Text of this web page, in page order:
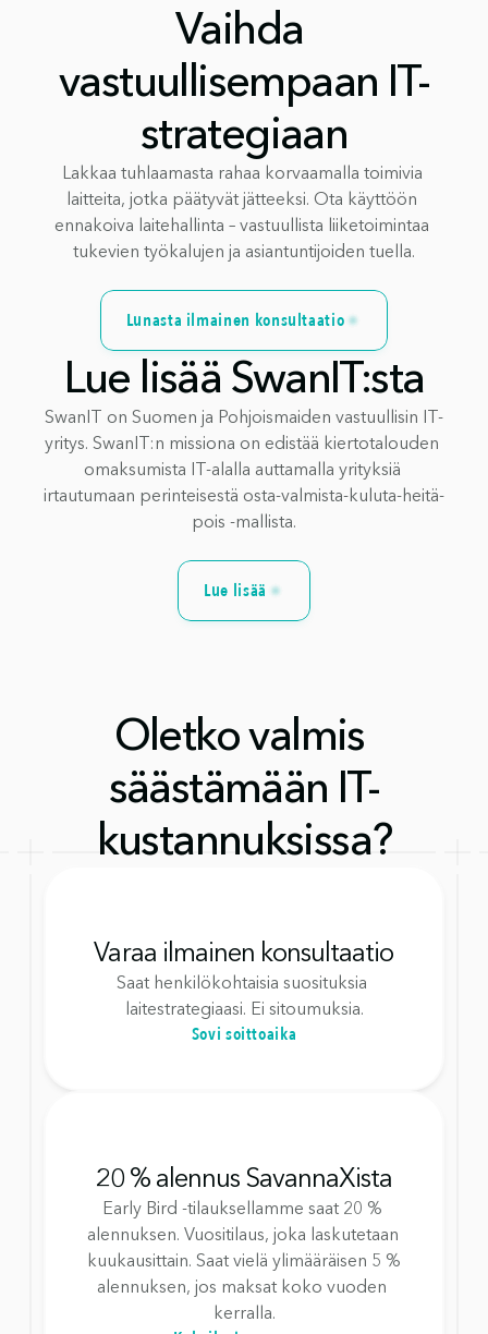
Vaihda
vastuullisempaan IT-
strategiaan
Lakkaa tuhlaamasta rahaa korvaamalla toimivia
laitteita, jotka päätyvät jätteeksi. Ota käyttöön
ennakoiva laitehallinta – vastuullista liiketoimintaa
tukevien työkalujen ja asiantuntijoiden tuella.
Lunasta ilmainen konsultaatio
Lue lisää SwanIT:sta
SwanIT on Suomen ja Pohjoismaiden vastuullisin IT-
yritys. SwanIT:n missiona on edistää kiertotalouden
omaksumista IT-alalla auttamalla yrityksiä
irtautumaan perinteisestä osta-valmista-kuluta-heitä-
pois -mallista.
Lue lisää
Oletko valmis
säästämään IT-
kustannuksissa?
Varaa ilmainen konsultaatio
Saat henkilökohtaisia suosituksia
laitestrategiaasi. Ei sitoumuksia.
Sovi soittoaika
20 % alennus SavannaXista
Early Bird -tilauksellamme saat 20 %
alennuksen. Vuositilaus, joka laskutetaan
kuukausittain. Saat vielä ylimääräisen 5 %
alennuksen, jos maksat koko vuoden
kerralla.